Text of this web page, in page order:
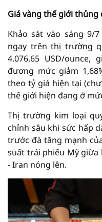
Giá vàng thế giới thủng
Khảo sát vào sáng 9/
ngay trên thị trường
4.076,65 USD/ounce,
đương mức giảm
theo tỷ giá hiện tại
thế giới hiện đang ở
Thị trường kim loại
chỉnh sâu khi sức hấp
trước đà tăng mạnh
suất trái phiếu Mỹ
- Iran nóng lên.